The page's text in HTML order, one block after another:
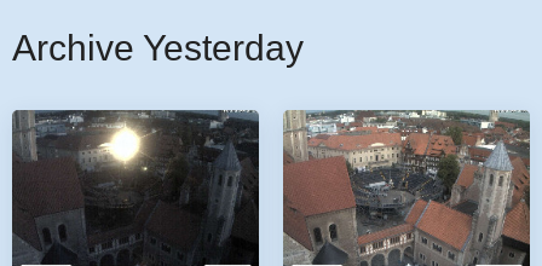
Archive Yesterday